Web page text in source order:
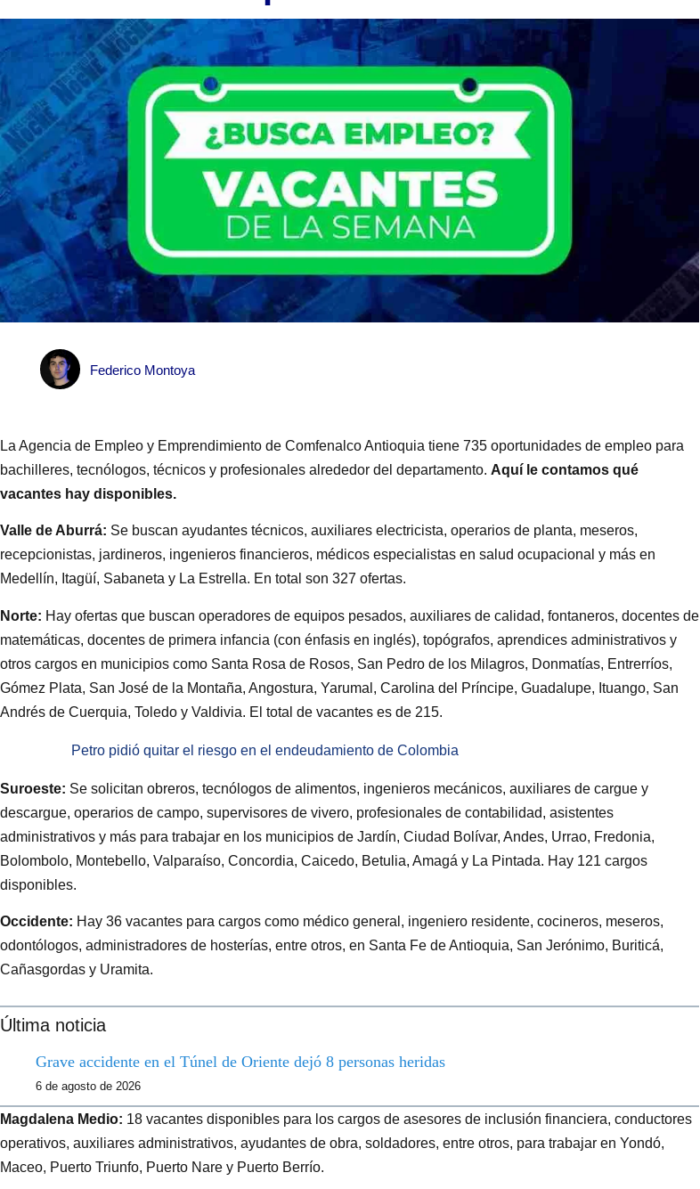
Federico Montoya
La Agencia de Empleo y Emprendimiento de Comfenalco Antioquia tiene 735 oportunidades de empleo para
bachilleres, tecnólogos, técnicos y profesionales alrededor del departamento. Aquí le contamos qué
vacantes hay disponibles.
Valle de Aburrá: Se buscan ayudantes técnicos, auxiliares electricista, operarios de planta, meseros,
recepcionistas, jardineros, ingenieros financieros, médicos especialistas en salud ocupacional y más en
Medellín, Itagüí, Sabaneta y La Estrella. En total son 327 ofertas.
Norte: Hay ofertas que buscan operadores de equipos pesados, auxiliares de calidad, fontaneros, docentes de
matemáticas, docentes de primera infancia (con énfasis en inglés), topógrafos, aprendices administrativos y
otros cargos en municipios como Santa Rosa de Rosos, San Pedro de los Milagros, Donmatías, Entrerríos,
Gómez Plata, San José de la Montaña, Angostura, Yarumal, Carolina del Príncipe, Guadalupe, Ituango, San
Andrés de Cuerquia, Toledo y Valdivia. El total de vacantes es de 215.
Petro pidió quitar el riesgo en el endeudamiento de Colombia
Suroeste: Se solicitan obreros, tecnólogos de alimentos, ingenieros mecánicos, auxiliares de cargue y
descargue, operarios de campo, supervisores de vivero, profesionales de contabilidad, asistentes
administrativos y más para trabajar en los municipios de Jardín, Ciudad Bolívar, Andes, Urrao, Fredonia,
Bolombolo, Montebello, Valparaíso, Concordia, Caicedo, Betulia, Amagá y La Pintada. Hay 121 cargos
disponibles.
Occidente: Hay 36 vacantes para cargos como médico general, ingeniero residente, cocineros, meseros,
odontólogos, administradores de hosterías, entre otros, en Santa Fe de Antioquia, San Jerónimo, Buriticá,
Cañasgordas y Uramita.
Última noticia
Grave accidente en el Túnel de Oriente dejó 8 personas heridas
6 de agosto de 2026
Magdalena Medio: 18 vacantes disponibles para los cargos de asesores de inclusión financiera, conductores
operativos, auxiliares administrativos, ayudantes de obra, soldadores, entre otros, para trabajar en Yondó,
Maceo, Puerto Triunfo, Puerto Nare y Puerto Berrío.